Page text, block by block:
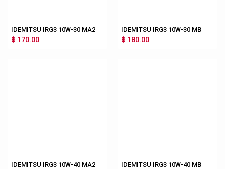
IDEMITSU IRG3 10W-30 MA2
฿ 170.00
IDEMITSU IRG3 10W-30 MB
฿ 180.00
IDEMITSU IRG3 10W-40 MA2 IDEMITSU IRG3 10W-40 MB